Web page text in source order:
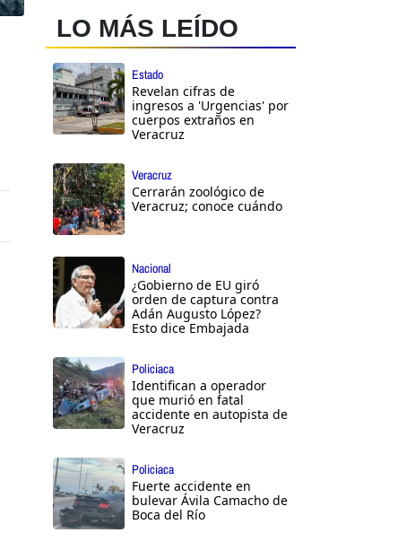
LO MÁS LEÍDO
Estado
Revelan cifras de
ingresos a 'Urgencias' por
cuerpos extraños en
Veracruz
Veracruz
Cerrarán zoológico de
Veracruz; conoce cuándo
Nacional
¿Gobierno de EU giró
orden de captura contra
Adán Augusto López?
Esto dice Embajada
Policiaca
Identifican a operador
que murió en fatal
accidente en autopista de
Veracruz
Policiaca
Fuerte accidente en
bulevar Ávila Camacho de
Boca del Río